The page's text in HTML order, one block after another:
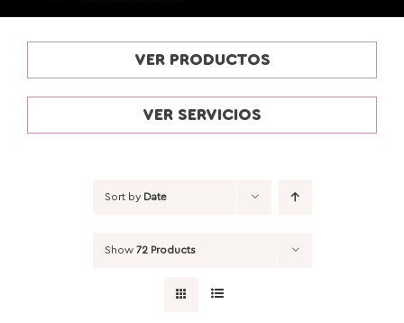
VER PRODUCTOS
VER SERVICIOS
Sort by Date
Show 72 Products